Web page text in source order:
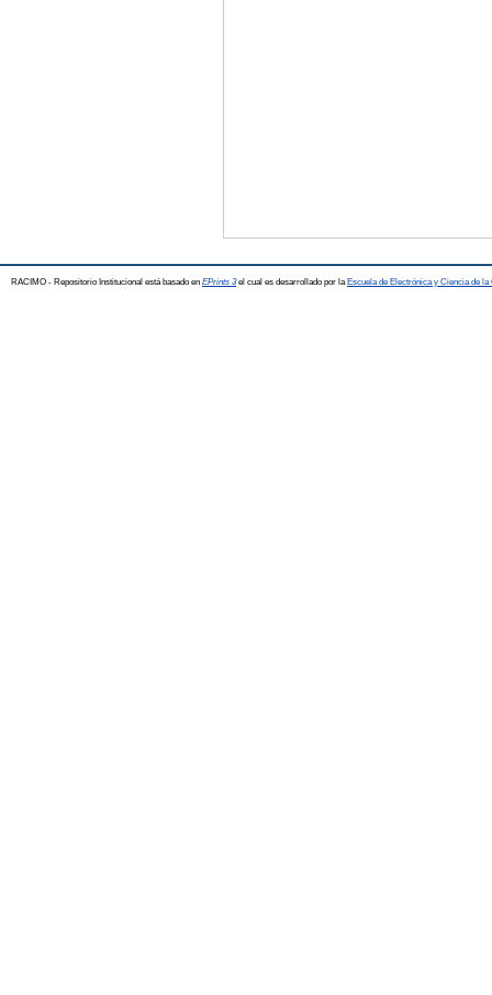
RACIMO - Repositorio Institucional está basado en EPrints 3el cual es desarrollado por la Escuela de Electrónica y Ciencia de la